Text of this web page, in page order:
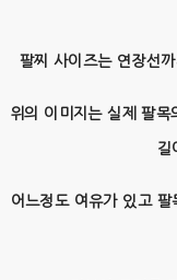
팔찌 사이즈는 연장선
위의 이미지는 실제 팔
길
어느정도 여유가 있고